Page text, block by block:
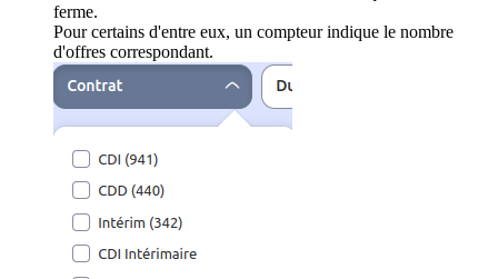
ferme.
Pour certains d'entre eux, un compteur indique le nombre
d'offres correspondant.